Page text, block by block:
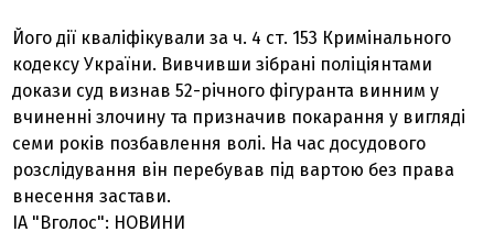
Його дії кваліфікували за ч. 4 ст. 153 Кримінального
кодексу України. Вивчивши зібрані поліціянтами
докази суд визнав 52-річного фігуранта винним у
вчиненні злочину та призначив покарання у вигляді
семи років позбавлення волі. На час досудового
розслідування він перебував під вартою без права
внесення застави.
ІА "Вголос": НОВИНИ